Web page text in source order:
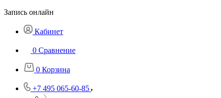
Запись онлайн
Кабинет
0 Сравнение
0 Корзина
+7 495 065-60-85